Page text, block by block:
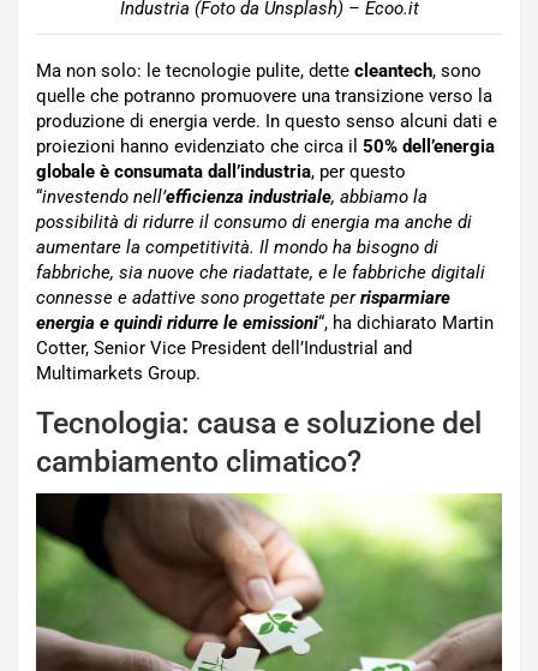
Industria (Foto da Unsplash) – Ecoo.it
Ma non solo: le tecnologie pulite, dette cleantech, sono
quelle che potranno promuovere una transizione verso la
produzione di energia verde. In questo senso alcuni dati e
proiezioni hanno evidenziato che circa il 50% dell’energia
globale è consumata dall’industria, per questo
“investendo nell’efficienza industriale, abbiamo la
possibilità di ridurre il consumo di energia ma anche di
aumentare la competitività. Il mondo ha bisogno di
fabbriche, sia nuove che riadattate, e le fabbriche digitali
connesse e adattive sono progettate perrisparmiare
energia e quindi ridurre le emissioni“, ha dichiarato Martin
Cotter, Senior Vice President dell’Industrial and
Multimarkets Group.
Tecnologia: causa e soluzione del
cambiamento climatico?